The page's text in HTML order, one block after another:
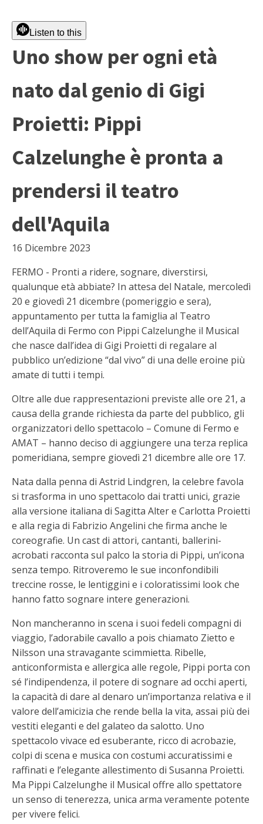
Listen to this
Uno show per ogni età
nato dal genio di Gigi
Proietti: Pippi
Calzelunghe è pronta a
prendersi il teatro
dell'Aquila
16 Dicembre 2023
FERMO - Pronti a ridere, sognare, diverstirsi,
qualunque età abbiate? In attesa del Natale, mercoledì
20 e giovedì 21 dicembre (pomeriggio e sera),
appuntamento per tutta la famiglia al Teatro
dell’Aquila di Fermo con Pippi Calzelunghe il Musical
che nasce dall’idea di Gigi Proietti di regalare al
pubblico un’edizione “dal vivo” di una delle eroine più
amate di tutti i tempi.
Oltre alle due rappresentazioni previste alle ore 21, a
causa della grande richiesta da parte del pubblico, gli
organizzatori dello spettacolo – Comune di Fermo e
AMAT – hanno deciso di aggiungere una terza replica
pomeridiana, sempre giovedì 21 dicembre alle ore 17.
Nata dalla penna di Astrid Lindgren, la celebre favola
si trasforma in uno spettacolo dai tratti unici, grazie
alla versione italiana di Sagitta Alter e Carlotta Proietti
e alla regia di Fabrizio Angelini che firma anche le
coreografie. Un cast di attori, cantanti, ballerini-
acrobati racconta sul palco la storia di Pippi, un’icona
senza tempo. Ritroveremo le sue inconfondibili
treccine rosse, le lentiggini e i coloratissimi look che
hanno fatto sognare intere generazioni.
Non mancheranno in scena i suoi fedeli compagni di
viaggio, l’adorabile cavallo a pois chiamato Zietto e
Nilsson una stravagante scimmietta. Ribelle,
anticonformista e allergica alle regole, Pippi porta con
sé l’indipendenza, il potere di sognare ad occhi aperti,
la capacità di dare al denaro un’importanza relativa e il
valore dell’amicizia che rende bella la vita, assai più dei
vestiti eleganti e del galateo da salotto. Uno
spettacolo vivace ed esuberante, ricco di acrobazie,
colpi di scena e musica con costumi accuratissimi e
raffinati e l’elegante allestimento di Susanna Proietti.
Ma Pippi Calzelunghe il Musical offre allo spettatore
un senso di tenerezza, unica arma veramente potente
per vivere felici.